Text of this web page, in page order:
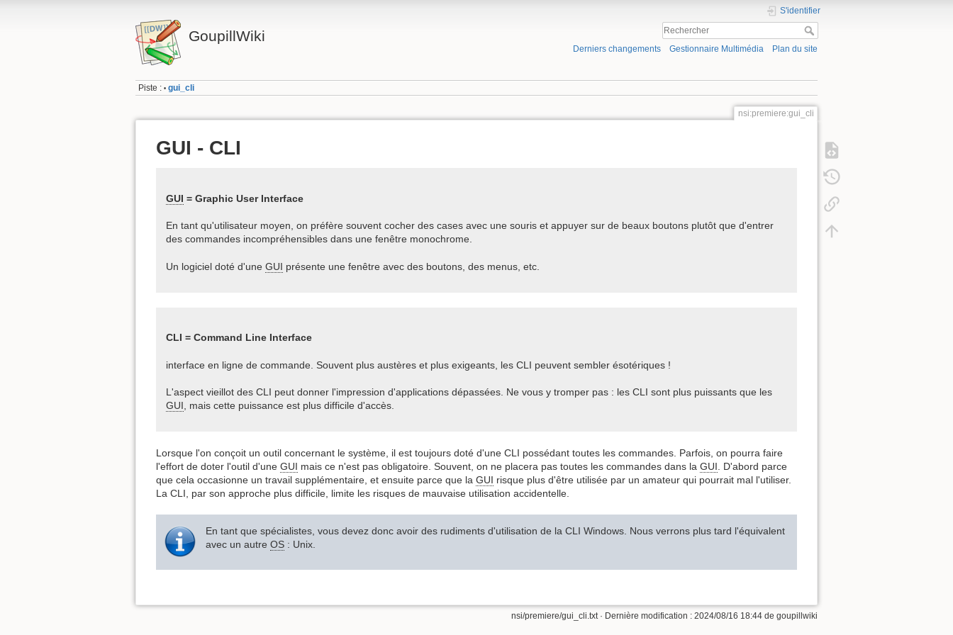
GoupillWiki
S'identifier
Derniers changements Gestionnaire Multimédia Plan du site
Piste : • gui_cli
nsi:premiere:gui_cli
GUI - CLI
GUI = Graphic User Interface
En tant qu'utilisateur moyen, on préfère souvent cocher des cases avec une souris et appuyer sur de beaux boutons plutôt que d'entrer
des commandes incompréhensibles dans une fenêtre monochrome.
Un logiciel doté d'une GUI présente une fenêtre avec des boutons, des menus, etc.
CLI = Command Line Interface
interface en ligne de commande. Souvent plus austères et plus exigeants, les CLI peuvent sembler ésotériques !
L'aspect vieillot des CLI peut donner l'impression d'applications dépassées. Ne vous y tromper pas : les CLI sont plus puissants que les
GUI, mais cette puissance est plus difficile d'accès.
Lorsque l'on conçoit un outil concernant le système, il est toujours doté d'une CLI possédant toutes les commandes. Parfois, on pourra faire
l'effort de doter l'outil d'une GUI mais ce n'est pas obligatoire. Souvent, on ne placera pas toutes les commandes dans la GUI . D'abord parce
que cela occasionne un travail supplémentaire, et ensuite parce que la GUI risque plus d'être utilisée par un amateur qui pourrait mal l'utiliser.
La CLI, par son approche plus difficile, limite les risques de mauvaise utilisation accidentelle.
En tant que spécialistes, vous devez donc avoir des rudiments d'utilisation de la CLI Windows. Nous verrons plus tard l'équivalent
avec un autre OS : Unix.
nsi/premiere/gui_cli.txt· Dernière modification : 2024/08/16 18:44 de goupillwiki